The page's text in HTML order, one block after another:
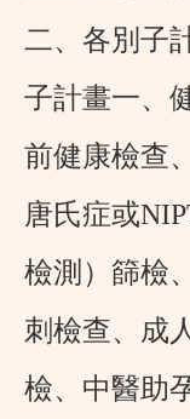
二、各別子
子計畫一、
前健康檢查
唐氏症或
檢測）篩檢
刺檢查、成
檢、中醫助